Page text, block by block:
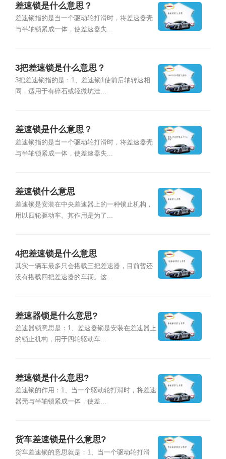
差速锁是什么意思？
差速锁指的是当一个驱动轮打滑时，将差速器壳
与半轴锁紧成一体，使差速器失...
3把差速锁是什么意思？
3把差速锁指的是：1、差速锁1使前后轴转速相
同，适用于有碎石或轻微坑洼...
差速锁是什么意思？
差速锁指的是当一个驱动轮打滑时，将差速器壳
与半轴锁紧成一体，使差速器失...
差速锁什么意思
差速锁是安装在中央差速器上的一种锁止机构，
用以四轮驱动车。其作用是为了...
4把差速锁是什么意思
其实一辆车最多只会搭载三把差速器，目前暂还
没有搭载四把差速器的车辆。这...
差速器锁是什么意思?
差速器锁意思是：1、差速器锁是安装在差速器上
的锁止机构，用于四轮驱动车...
差速锁是什么意思?
差速锁的作用：1、当一个驱动轮打滑时，将差速
器壳与半轴锁紧成一体，使差...
货车差速锁是什么意思?
货车差速锁的意思就是：1、当一个驱动轮打滑